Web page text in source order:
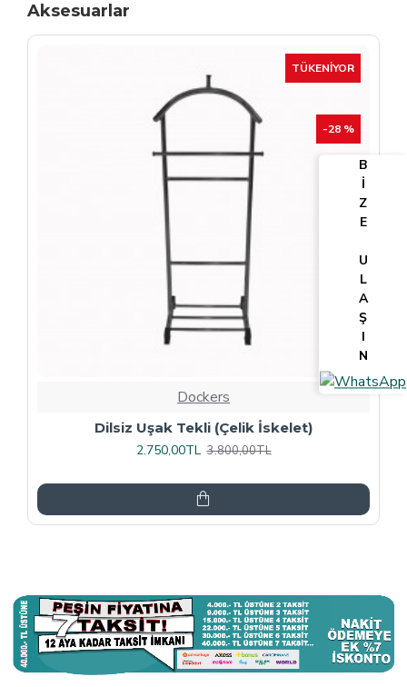
Aksesuarlar
TÜKENIYOR
-25 %
Dockers
Tv Lcd Standı 5484
3.375,00TL 4.500,00TL
B
İ
Z
E
U
L
A
Ş
I
N